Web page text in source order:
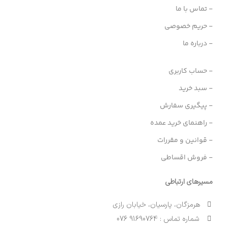
- تماس با ما
- حریم خصوصی
- درباره ما
- حساب کاربری
- سبد خرید
- پیگیری سفارش
- راهنمای خرید عمده
- قوانین و مقررات
- فروش اقساطی
مسیرهای ارتباطی
هرمزگان، پارسیان، خیابان رازی
شماره تماس : 91690764 076